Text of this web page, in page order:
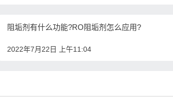
阻垢剂有什么功能?RO阻垢剂怎么应用?
2022年7月22日 上午11:04